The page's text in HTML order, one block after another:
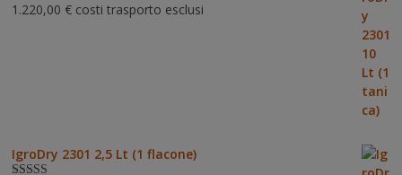
Valutato5.00
1.220,00 € costi trasporto esclusi
IgroDry 2301 2,5 Lt (1 flacone)